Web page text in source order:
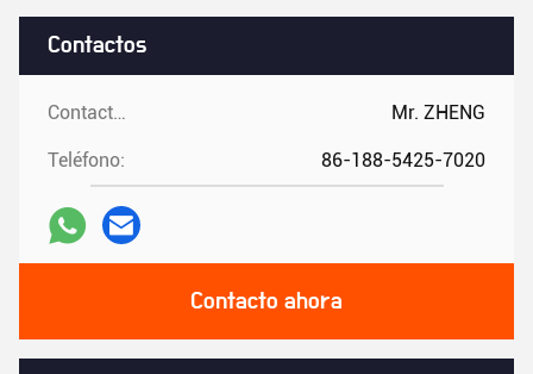
Contactos
Contactos: Mr. ZHENG
Teléfono: 86-188-5425-7020
Contacto ahora